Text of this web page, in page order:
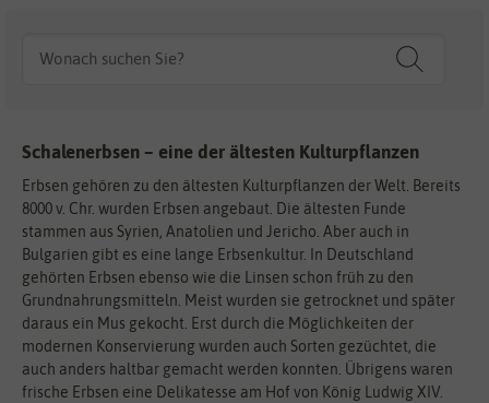
Schalenerbsen – eine der ältesten Kulturpflanzen
Erbsen gehören zu den ältesten Kulturpflanzen der Welt. Bereits
8000 v. Chr. wurden Erbsen angebaut. Die ältesten Funde
stammen aus Syrien, Anatolien und Jericho. Aber auch in
Bulgarien gibt es eine lange Erbsenkultur. In Deutschland
gehörten Erbsen ebenso wie die Linsen schon früh zu den
Grundnahrungsmitteln. Meist wurden sie getrocknet und später
daraus ein Mus gekocht. Erst durch die Möglichkeiten der
modernen Konservierung wurden auch Sorten gezüchtet, die
auch anders haltbar gemacht werden konnten. Übrigens waren
frische Erbsen eine Delikatesse am Hof von König Ludwig XIV.